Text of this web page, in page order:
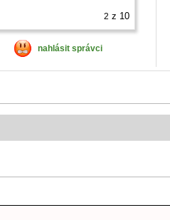
2 z 10
nahlásit správci